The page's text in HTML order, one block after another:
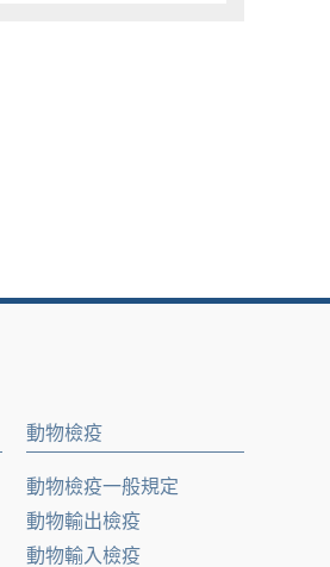
動物檢疫
動物檢疫一般規定
動物輸出檢疫
動物輸入檢疫